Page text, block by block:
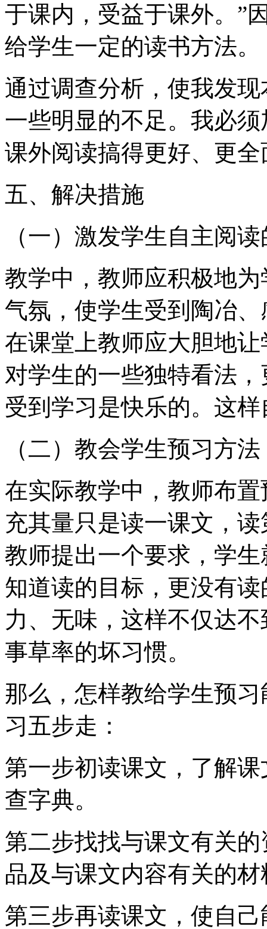
于课内，受益于课外。”
给学生一定的读书方法。
通过调查分析，使我发
一些明显的不足。我必
课外阅读搞得更好、更
五、解决措施
（一）激发学生自主阅
教学中，教师应积极地
气氛，使学生受到陶冶
在课堂上教师应大胆地
对学生的一些独特看法
受到学习是快乐的。这
（二）教会学生预习方
在实际教学中，教师布
充其量只是读一课文，
教师提出一个要求，学
知道读的目标，更没有
力、无味，这样不仅达
事草率的坏习惯。
那么，怎样教给学生预
习五步走：
第一步初读课文，了解
查字典。
第二步找找与课文有关
品及与课文内容有关的材
第三步再读课文，使自